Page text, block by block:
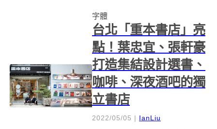
Wabay」展開集資計畫！...
字體
台北「重本書店」亮
點！葉忠宜、張軒豪
打造集結設計選書、
咖啡、深夜酒吧的獨
立書店
2022/05/05 | IanLiu